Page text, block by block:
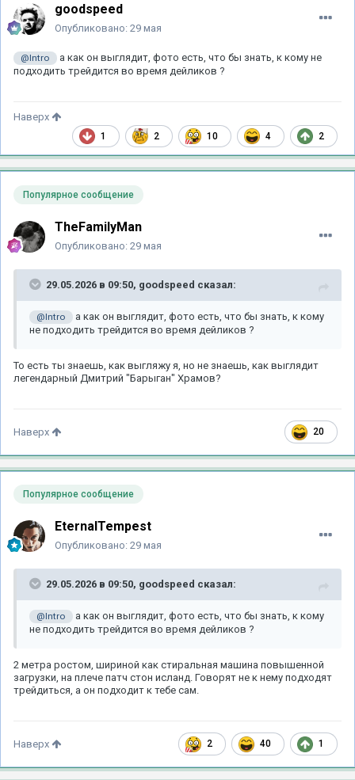
goodspeed
Опубликовано: 29 мая
@Intro
а как он выглядит, фото есть, что бы знать, к кому не
подходить трейдится во время дейликов ?
1 2 10 4 2
Наверх
Популярное сообщение
TheFamilyMan
Опубликовано: 29 мая
29.05.2026 в 09:50, goodspeed сказал:
@Intro
а как он выглядит, фото есть, что бы знать, к кому
не подходить трейдится во время дейликов ?
То есть ты знаешь, как выгляжу я, но не знаешь, как выглядит
легендарный Дмитрий "Барыган" Храмов?
20
Наверх
Популярное сообщение
EternalTempest
Опубликовано: 29 мая
29.05.2026 в 09:50, goodspeed сказал:
@Intro
а как он выглядит, фото есть, что бы знать, к кому
не подходить трейдится во время дейликов ?
2 метра ростом, шириной как стиральная машина повышенной
загрузки, на плече патч стон исланд. Говорят не к нему подходят
трейдиться, а он подходит к тебе сам.
2 40 1
Наверх